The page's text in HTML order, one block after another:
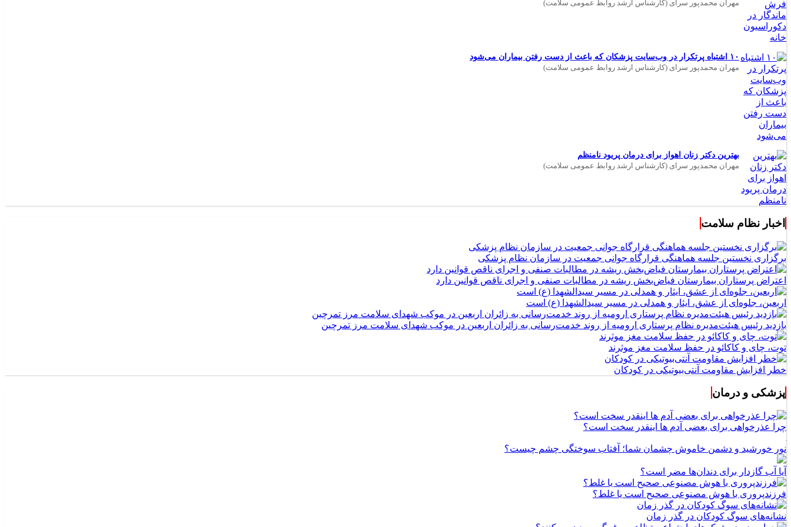
مهران محمدپور سرای (کارشناس ارشد روابط عمومی سلامت)
۱۰ اشتباه پرتکرار در وب‌سایت پزشکان که باعث از دست رفتن بیماران می‌شود
مهران محمدپور سرای (کارشناس ارشد روابط عمومی سلامت)
بهترین دکتر زنان اهواز برای درمان پریود نامنظم
مهران محمدپور سرای (کارشناس ارشد روابط عمومی سلامت)
اخبار نظام سلامت
برگزاری نخستین جلسه هماهنگی قرارگاه جوانی جمعیت در سازمان نظام پزشکی
اعتراض پرستاران بیمارستان فیاض‌بخش ریشه در مطالبات صنفی و اجرای ناقص قوانین دارد
اربعین، جلوه‌ای از عشق، ایثار و همدلی در مسیر سیدالشهدا (ع) است
بازدید رئیس هیئت‌مدیره نظام پرستاری ارومیه از روند خدمت‌رسانی به زائران اربعین در موکب شهدای سلامت مرز تمرچین
توت، چای و کاکائو در حفظ سلامت مغز موثرند
خطر افزایش مقاومت آنتی‌بیوتیکی در کودکان
پزشکی و درمان
چرا عذرخواهی برای بعضی آدم ها اینقدر سخت است؟
نور خورشید و دشمن خاموش چشمان شما؛ آفتاب سوختگی چشم چیست؟
آیا آب گازدار برای دندان‌ها مضر است؟
فرزندپروری با هوش مصنوعی صحیح است یا غلط؟
نشانه‌های سوگ کودکان در گذر زمان